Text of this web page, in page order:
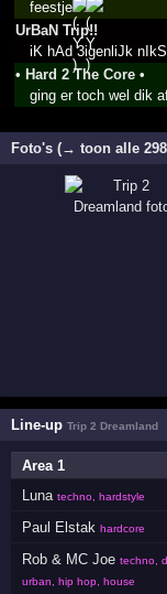
feestje
UrBaN Trip!!
iK hAd 3igenliJk
• Hard 2 The Core •
ging er toch wel dik
Foto's (→ toon alle
Line-upTrip 2 Dreamland
Area 1
Luna techno, hardstyle
Paul Elstak hardcore
Rob & MC Joe techno,
urban, hip hop, house